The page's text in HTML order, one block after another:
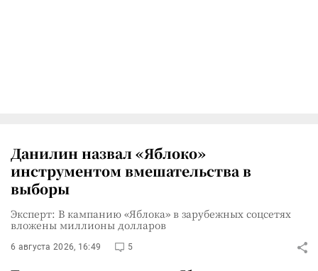
Данилин назвал «Яблоко»
инструментом вмешательства в
выборы
Эксперт: В кампанию «Яблока» в зарубежных соцсетях
вложены миллионы долларов
6 августа 2026, 16:49 5